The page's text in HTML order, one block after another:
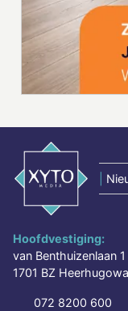
Hoofdvestiging:
van Benthuizenlaan 1
1701 BZ
072 8200 600